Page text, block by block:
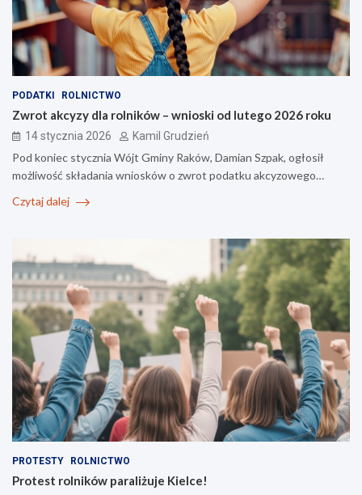
PODATKI ROLNICTWO
Zwrot akcyzy dla rolników – wnioski od lutego 2026 roku
14 stycznia 2026 Kamil Grudzień
Pod koniec stycznia Wójt Gminy Raków, Damian Szpak, ogłosił
możliwość składania wniosków o zwrot podatku akcyzowego…
Czytaj dalej
PROTESTY ROLNICTWO
Protest rolników paraliżuje Kielce!